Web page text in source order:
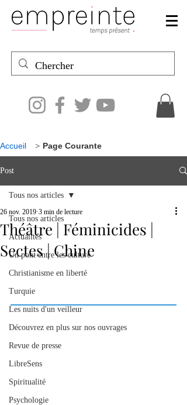
Accueil > Page Courante
Post
Tous nos articles
Actualités
Un pont entre les culture
Christianisme en liberté
Turquie
Les nuits d'un veilleur
Découvrez en plus sur nos ouvrages
Revue de presse
LibreSens
Spiritualité
Psychologie
Tous nos articles
Théâtre | Féminicides |
Sectes | Chine
26 nov. 2019 3 min de lecture